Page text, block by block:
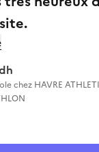
chez HAVRE